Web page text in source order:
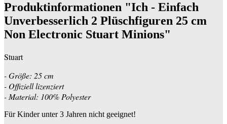
Produktinformationen "Ich - Einfach
Unverbesserlich 2 Plüschfiguren 25 cm
Non Electronic Stuart Minions"
Stuart
- Größe: 25 cm
- Offiziell lizenziert
- Material: 100% Polyester
Für Kinder unter 3 Jahren nicht geeignet!